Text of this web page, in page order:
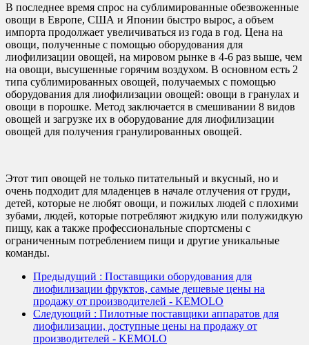
В последнее время спрос на сублимированные обезвоженные
овощи в Европе, США и Японии быстро вырос, а объем
импорта продолжает увеличиваться из года в год. Цена на
овощи, полученные с помощью оборудования для
лиофилизации овощей, на мировом рынке в 4-6 раз выше, чем
на овощи, высушенные горячим воздухом. В основном есть 2
типа сублимированных овощей, получаемых с помощью
оборудования для лиофилизации овощей: овощи в гранулах и
овощи в порошке. Метод заключается в смешивании 8 видов
овощей и загрузке их в оборудование для лиофилизации
овощей для получения гранулированных овощей.
Этот тип овощей не только питательный и вкусный, но и
очень подходит для младенцев в начале отлучения от груди,
детей, которые не любят овощи, и пожилых людей с плохими
зубами, людей, которые потребляют жидкую или полужидкую
пищу, как а также профессиональные спортсмены с
ограниченным потреблением пищи и другие уникальные
команды.
Предыдущий : Поставщики оборудования для
лиофилизации фруктов, самые дешевые цены на
продажу от производителей - KEMOLO
Следующий : Пилотные поставщики аппаратов для
лиофилизации, доступные цены на продажу от
производителей - KEMOLO